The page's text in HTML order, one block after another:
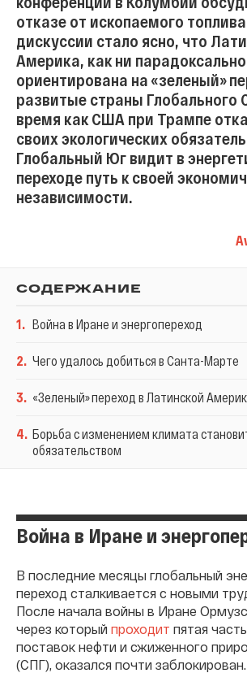
отказе от ископаемого
дискуссии стало ясно, что
Америка, как ни
ориентирована на «зеленый»
развитые страны Глобального
время как США при Трампе
своих экологических
Глобальный Юг видит в
переходе путь к своей
независимости.
СОДЕРЖАНИЕ
1. Война в Иране и энергопереход
2. Чего удалось добиться в Санта-Марте
3. «Зеленый» переход в Латинской
4. Борьба с изменением климата
обязательством
Война в Иране и
В последние месяцы глобальный
переход сталкивается с новыми
После начала войны в Иране
через который проходит пятая
поставок нефти и сжиженного
(СПГ), оказался почти заблокирован.